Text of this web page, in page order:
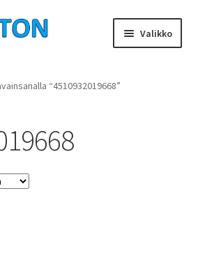
Valikko
“4510932019668”